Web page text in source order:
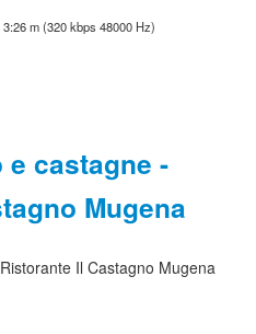
m (320 kbps 48000 Hz)
castagne -
Mugena
Il Castagno Mugena